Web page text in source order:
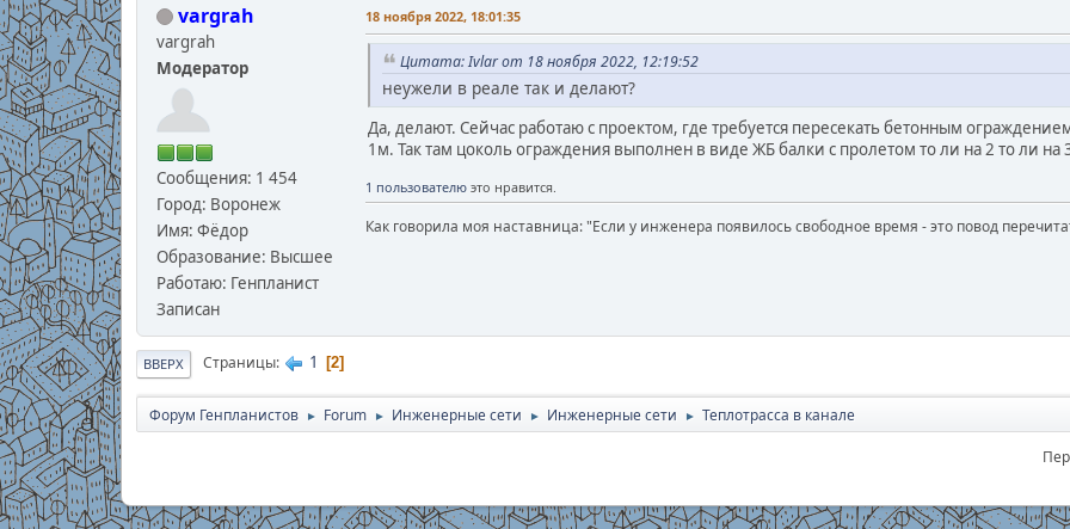
vargrah
vargrah
Модератор
Сообщения: 1 454
Город: Воронеж
Имя: Фёдор
Образование: Высшее
Работаю: Генпланист
Записан
18 ноября 2022, 18:01:35
Цитата: Ivlar от 18 ноября 2022, 12:19:52
неужели в реале так и делают?
Да, делают. Сейчас работаю с проектом, где требуется пересекать бетонным
1м. Так там цоколь ограждения выполнен в виде ЖБ балки с пролетом то ли на 2 то ли на
1 пользователюэто нравится.
Как говорила моя наставница: "Если у инженера появилось свободное время - это повод
ВВЕРХ Страницы 1 2
Форум Генпланистов ► Forum ► Инженерные сети ► Инженерные сети ► Теплотрасса в канале